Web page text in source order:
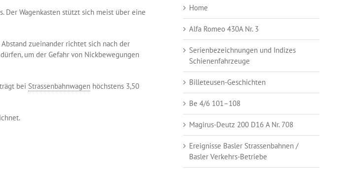
Der Wagenkasten stützt sich meist über eine
zueinander richtet sich nach der
um der Gefahr von Nickbewegungen
bei Strassenbahnwagen höchstens 3,50
Home
Alfa Romeo 430A Nr. 3
Serienbezeichnungen und Indizes
Schienenfahrzeuge
Billeteusen-Geschichten
Be 4/6 101–108
Magirus-Deutz 200 D16 A Nr. 708
Ereignisse Basler Strassenbahnen /
Basler Verkehrs-Betriebe